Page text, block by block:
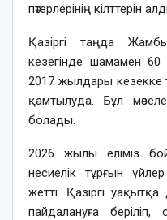
пәтерлерінің кілттерін
Қазіргі таңда
кезегінде шамамен
2017 жылдары кезекке
қамтылуда. Бұл
болады.
2026 жылы еліміз
несиелік тұрғын
жетті. Қазіргі
пайдалануға